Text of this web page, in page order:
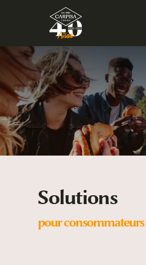
content
Solutions
pour consommateurs